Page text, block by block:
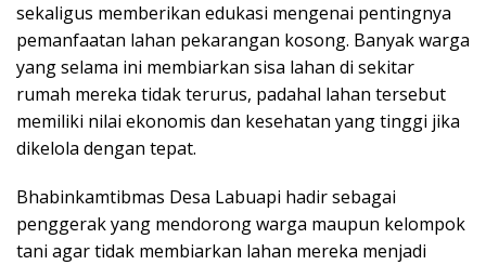
sekaligus memberikan edukasi mengenai pentingnya
pemanfaatan lahan pekarangan kosong. Banyak warga
yang selama ini membiarkan sisa lahan di sekitar
rumah mereka tidak terurus, padahal lahan tersebut
memiliki nilai ekonomis dan kesehatan yang tinggi jika
dikelola dengan tepat.
Bhabinkamtibmas Desa Labuapi hadir sebagai
penggerak yang mendorong warga maupun kelompok
tani agar tidak membiarkan lahan mereka menjadi